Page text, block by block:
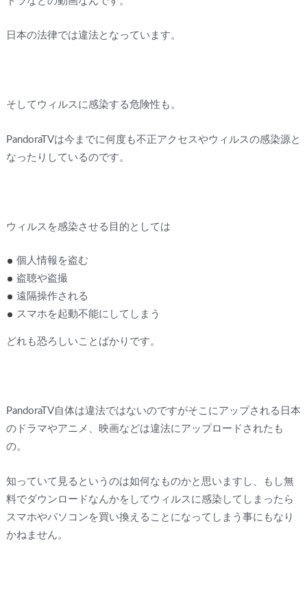
日本の法律では違法となっています。
そしてウィルスに感染する危険性も。
PandoraTVは今までに何度も不正アクセスやウィルスの感染源と
なったりしているのです。
ウィルスを感染させる目的としては
個人情報を盗む
盗聴や盗撮
遠隔操作される
スマホを起動不能にしてしまう
どれも恐ろしいことばかりです。
PandoraTV自体は違法ではないのですがそこにアップされる日本
のドラマやアニメ、映画などは違法にアップロードされたも
の。
知っていて見るというのは如何なものかと思いますし、もし無
料でダウンロードなんかをしてウィルスに感染してしまったら
スマホやパソコンを買い換えることになってしまう事にもなり
かねません。